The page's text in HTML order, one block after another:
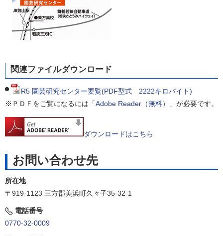
関連ファイルダウンロード
R5 園芸研究センター要覧(PDF型式 2222キロバイト)
※ＰＤＦをご覧になるには「Adobe Reader（無料） 」が必要です。
ダウンロードはこちら
お問い合わせ先
所在地
〒919-1123 三方郡美浜町久々子35-32-1
電話番号
0770-32-0009